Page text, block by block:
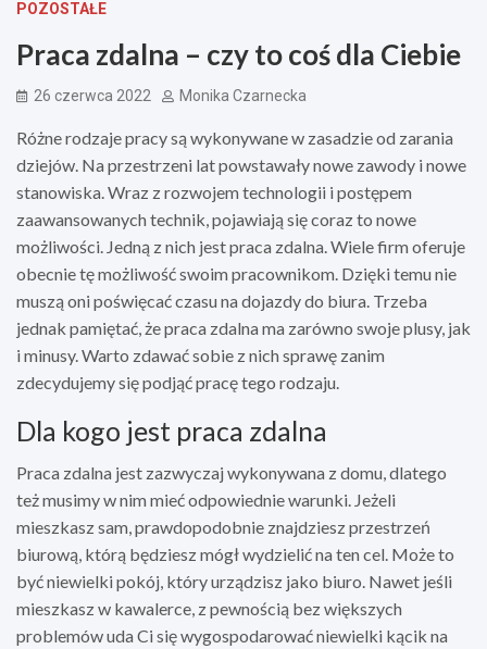
POZOSTAŁE
Praca zdalna – czy to coś dla Ciebie
26 czerwca 2022 Monika Czarnecka
Różne rodzaje pracy są wykonywane w zasadzie od zarania
dziejów. Na przestrzeni lat powstawały nowe zawody i nowe
stanowiska. Wraz z rozwojem technologii i postępem
zaawansowanych technik, pojawiają się coraz to nowe
możliwości. Jedną z nich jest praca zdalna. Wiele firm oferuje
obecnie tę możliwość swoim pracownikom. Dzięki temu nie
muszą oni poświęcać czasu na dojazdy do biura. Trzeba
jednak pamiętać, że praca zdalna ma zarówno swoje plusy, jak
i minusy. Warto zdawać sobie z nich sprawę zanim
zdecydujemy się podjąć pracę tego rodzaju.
Dla kogo jest praca zdalna
Praca zdalna jest zazwyczaj wykonywana z domu, dlatego
też musimy w nim mieć odpowiednie warunki. Jeżeli
mieszkasz sam, prawdopodobnie znajdziesz przestrzeń
biurową, którą będziesz mógł wydzielić na ten cel. Może to
być niewielki pokój, który urządzisz jako biuro. Nawet jeśli
mieszkasz w kawalerce, z pewnością bez większych
problemów uda Ci się wygospodarować niewielki kącik na